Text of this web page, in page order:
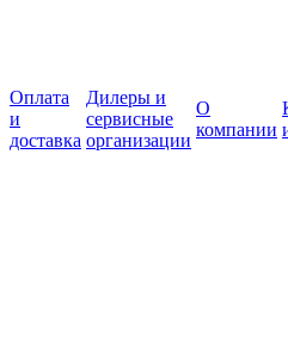
Оплата
и
доставка
Дилеры и
сервисные
организации
О
компании